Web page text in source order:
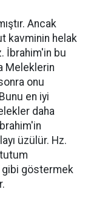
Ancak
kavminin helak
İbrahim'in bu
Meleklerin
onu
en iyi
daha
üzülür. Hz.
gibi göstermek